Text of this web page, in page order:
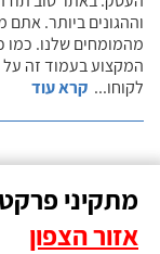
וההגונים ביותר. אתם
מהמומחים שלנו. כמו
המקצוע בעמוד זה
לקוחו... קרא עוד
מתקיני
אזור הצפון